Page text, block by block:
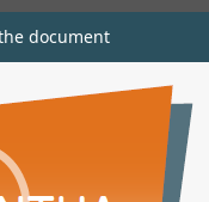
document
document